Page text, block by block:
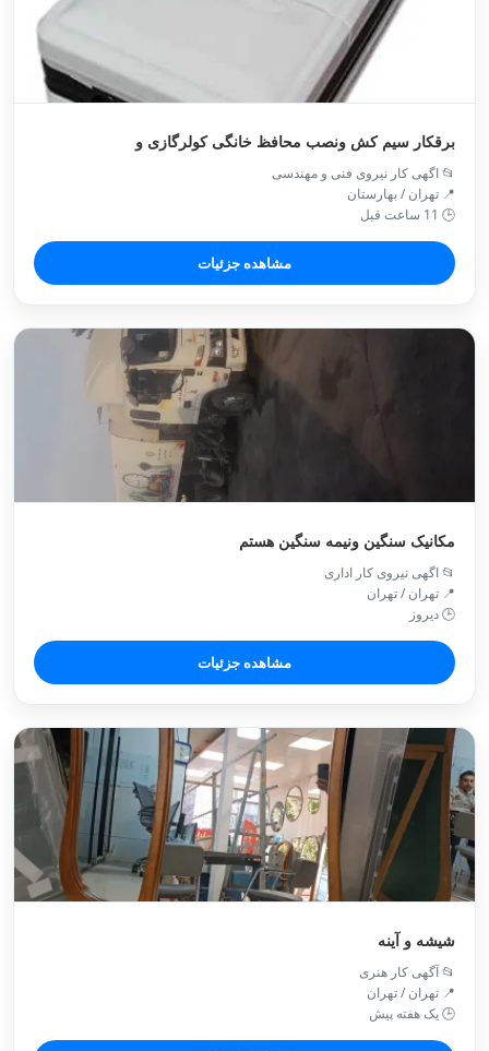
برقکار سیم کش ونصب محافظ خانگی کولرگازی و
📂 اگهی کار نیروی فنی و مهندسی
📍 تهران / بهارستان
🕒 11 ساعت قبل
مشاهده جزئیات
مکانیک سنگین ونیمه سنگین هستم
📂 اگهی نیروی کار اداری
📍 تهران / تهران
🕒 دیروز
مشاهده جزئیات
شیشه و آینه
📂 آگهی کار هنری
📍 تهران / تهران
🕒 یک هفته پیش